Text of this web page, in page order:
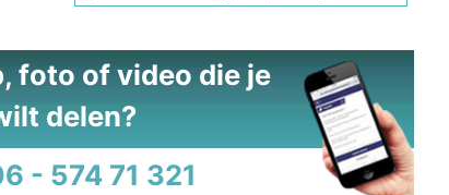
foto of video die je
delen?
- 574 71 321